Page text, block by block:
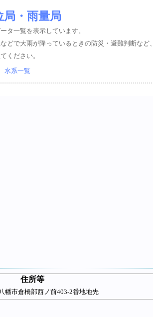
局・雨量局
タ一覧を表示しています。
どで大雨が降っているときの防災・避難判断など、
ください。
水系一覧
住所等
幡市倉橋部西ノ前403-2番地地先